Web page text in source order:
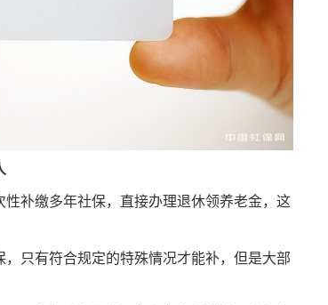
补缴多年社保，直接办理退休领养老金，这
只有符合规定的特殊情况才能补，但是大部